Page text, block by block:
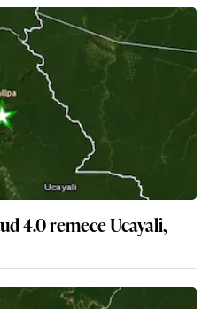
4.0 remece Ucayali,